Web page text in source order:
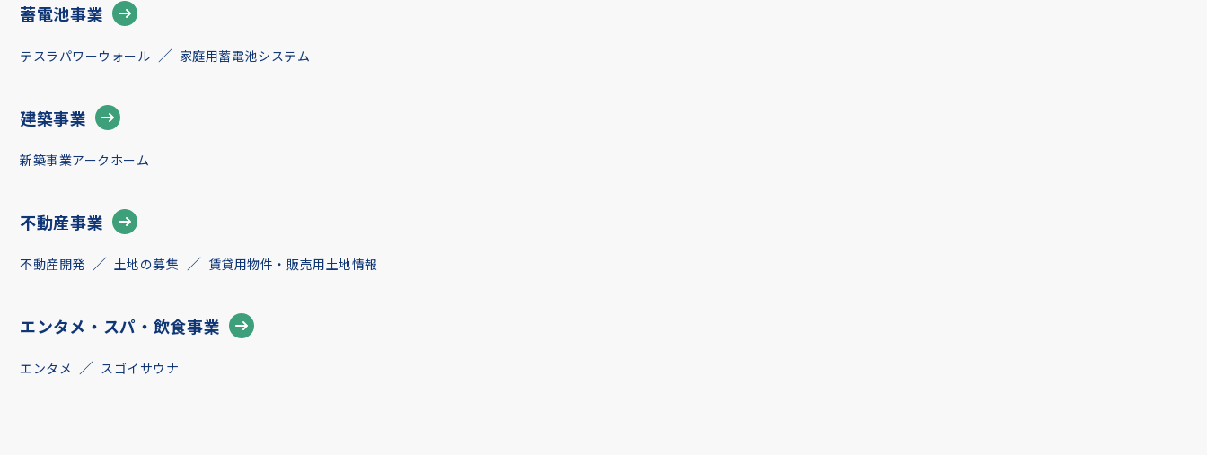
蓄電池事業
テスラパワーウォール 家庭用蓄電池システム
建築事業
新築事業アークホーム
不動産事業
不動産開発 土地の募集 賃貸用物件・販売用土地情報
エンタメ・スパ・飲食事業
エンタメ スゴイサウナ